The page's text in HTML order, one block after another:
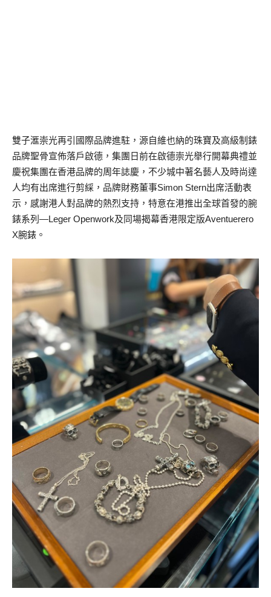
雙子滙崇光再引國際品牌進駐，源自維也納的珠寶及高級制錶
品牌聖骨宣佈落戶啟德，集團日前在啟德崇光舉行開幕典禮並
慶祝集團在香港品牌的周年誌慶，不少城中著名藝人及時尚達
人均有出席進行剪綵，品牌財務董事Simon Stern出席活動表
示，感謝港人對品牌的熱烈支持，特意在港推出全球首發的腕
錶系列—Leger Openwork及同場揭幕香港限定版Aventuerero
X腕錶。